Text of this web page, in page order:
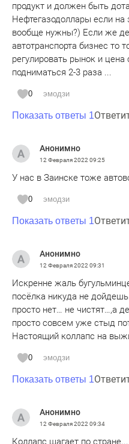
продукт и должен быть
Нефтегазодоллары если на
вообще нужны?) Если же
автотранспорта бизнес то
регулировать рынок и
подниматься 2-3 раза ...
0 эмодзи
Показать ответы 1
Анонимно
12 Февраля 2022 09:25
У нас в Заинске тоже
0 эмодзи
Показать ответы 1
Анонимно
12 Февраля 2022 09:31
Искренне жаль
посёлка никуда не
просто нет… не чистят…,а
просто совсем уже стыд
Настоящий коллапс на
0 эмодзи
Показать ответы 1
Анонимно
12 Февраля 2022 09:34
Коллапс шагает по стране...